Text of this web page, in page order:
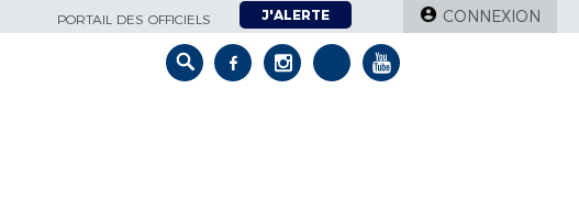
PORTAIL DES OFFICIELS J'ALERTE CONNEXION